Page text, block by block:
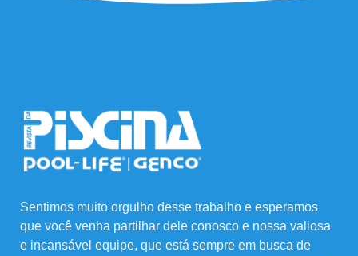
Sentimos muito orgulho desse trabalho e esperamos
que você venha partilhar dele conosco e nossa valiosa
e incansável equipe, que está sempre em busca de